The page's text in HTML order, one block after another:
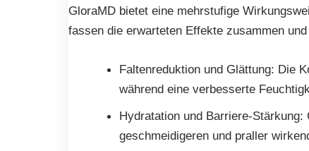
GloraMD bietet eine mehrstufige
fassen die erwarteten Effekte zusammen
Faltenreduktion und Glättung: Die
während eine verbesserte
Hydratation und Barriere-
geschmeidigeren und praller